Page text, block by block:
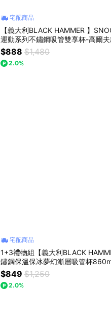
宅配商品
【義大利BLACK HAMMER 】
運動系列不鏽鋼吸管雙享杯-高爾夫
$888 $1,480
2.0%
宅配商品
1+3禮物組【義大利BLACK
鏽鋼保溫保冰夢幻漸層吸管杯
$849 $1,250
2.0%